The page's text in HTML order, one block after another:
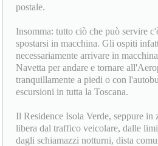
postale.
Insomma: tutto ciò che può servire
spostarsi in macchina. Gli ospiti
necessariamente arrivare in
Navetta per andare e tornare
tranquillamente a piedi o con
escursioni in tutta la Toscana.
Il Residence Isola Verde, seppure in
libera dal traffico veicolare, dalle
dagli schiamazzi notturni, dista